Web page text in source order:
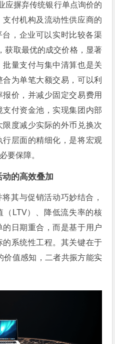
应摒弃传统银行单点询价的
付机构及流动性供应商的
，企业可以实时比较各渠
获取最优的成交价格，显著
量支付与集中清算也是关
为单笔大额交易，可以利
价，并减少固定交易费用
付资金池，实现集团内部
度减少实际的外币兑换次
层面的精细化，是将宏观
要保障。
的高效叠加
其与促销活动巧妙结合，
（LTV）、降低流失率的核
日期重合，而是基于用户
系统性工程。其关键在于
价值感知，二者共振方能实